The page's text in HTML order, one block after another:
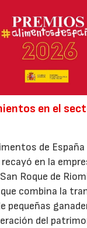
en el
de España
recayó en la
Roque de
combina la
pequeñas
del